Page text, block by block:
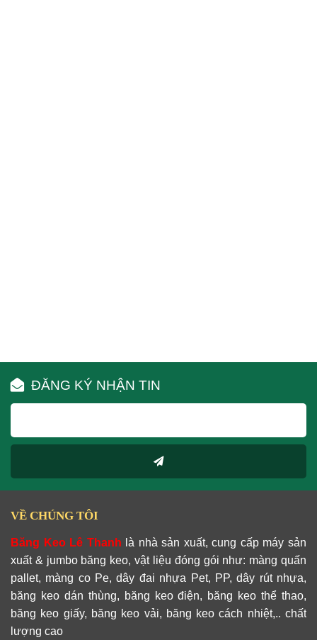
ĐĂNG KÝ NHẬN TIN
VỀ CHÚNG TÔI
Băng Keo Lê Thanh là nhà sản xuất, cung cấp máy sản
xuất & jumbo băng keo, vật liệu đóng gói như: màng quấn
pallet, màng co Pe, dây đai nhựa Pet, PP, dây rút nhựa,
băng keo dán thùng, băng keo điện, băng keo thể thao,
băng keo giấy, băng keo vải, băng keo cách nhiệt,.. chất
lượng cao